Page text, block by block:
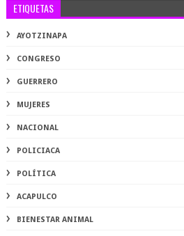
ETIQUETAS
AYOTZINAPA
CONGRESO
GUERRERO
MUJERES
NACIONAL
POLICIACA
POLÍTICA
ACAPULCO
BIENESTAR ANIMAL